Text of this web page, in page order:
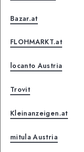
Bazar.at
FLOHMARKT.at
locanto Austria
Trovit
Kleinanzeigen.at
mitula Austria